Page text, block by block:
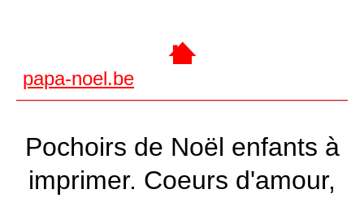
papa-noel.be
Pochoirs de Noël enfants à
imprimer. Coeurs d'amour,